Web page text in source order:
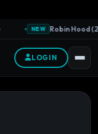
NEW Robin Hood
LOGIN